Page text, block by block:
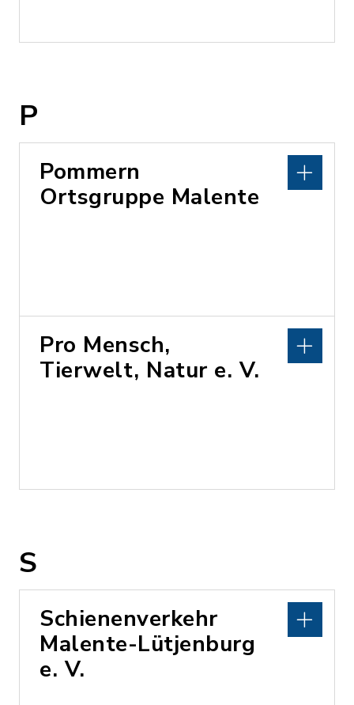
P
Pommern
Ortsgruppe Malente
Pro Mensch,
Tierwelt, Natur e. V.
S
Schienenverkehr
Malente-Lütjenburg
e. V.